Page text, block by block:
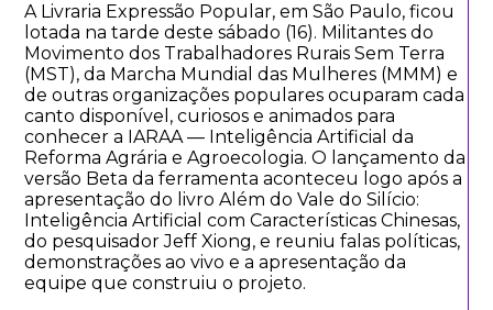
A Livraria Expressão Popular, em São Paulo, ficou
lotada na tarde deste sábado (16). Militantes do
Movimento dos Trabalhadores Rurais Sem Terra
(MST), da Marcha Mundial das Mulheres (MMM) e
de outras organizações populares ocuparam cada
canto disponível, curiosos e animados para
conhecer a IARAA — Inteligência Artificial da
Reforma Agrária e Agroecologia. O lançamento da
versão Beta da ferramenta aconteceu logo após a
apresentação do livro Além do Vale do Silício:
Inteligência Artificial com Características Chinesas,
do pesquisador Jeff Xiong, e reuniu falas políticas,
demonstrações ao vivo e a apresentação da
equipe que construiu o projeto.